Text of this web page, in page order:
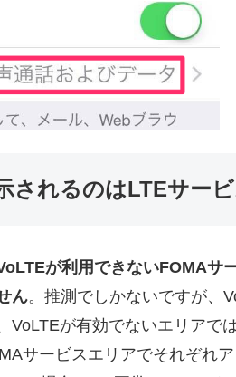
されるのはLTEサー
が利用できないFOMAサ
ん。推測でしかないですが、
が有効でないエリアで
サービスエリアでそれぞれ